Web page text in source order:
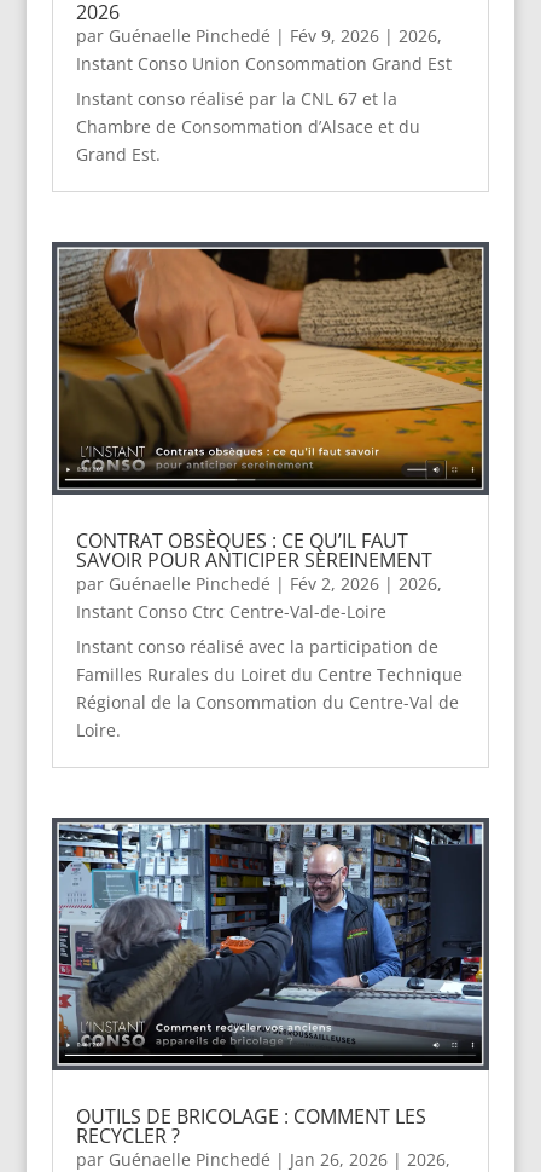
2026
par Guénaelle Pinchedé | Fév 9, 2026| 2026,
Instant Conso Union Consommation Grand Est
Instant conso réalisé par la CNL 67 et la
Chambre de Consommation d’Alsace et du
Grand Est.
CONTRAT OBSÈQUES : CE QU’IL FAUT
SAVOIR POUR ANTICIPER SEREINEMENT
par Guénaelle Pinchedé | Fév 2, 2026| 2026,
Instant Conso Ctrc Centre-Val-de-Loire
Instant conso réalisé avec la participation de
Familles Rurales du Loiret du Centre Technique
Régional de la Consommation du Centre-Val de
Loire.
OUTILS DE BRICOLAGE : COMMENT LES
RECYCLER ?
par Guénaelle Pinchedé | Jan 26, 2026| 2026,